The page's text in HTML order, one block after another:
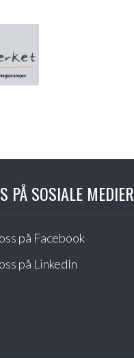
PÅ SOSIALE MEDIER
på Facebook
på LinkedIn